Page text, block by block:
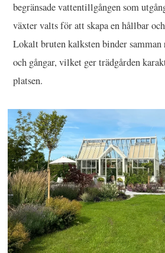
begränsade vattentillgången som
växter valts för att skapa en hållbar
Lokalt bruten kalksten binder
och gångar, vilket ger trädgården
platsen.